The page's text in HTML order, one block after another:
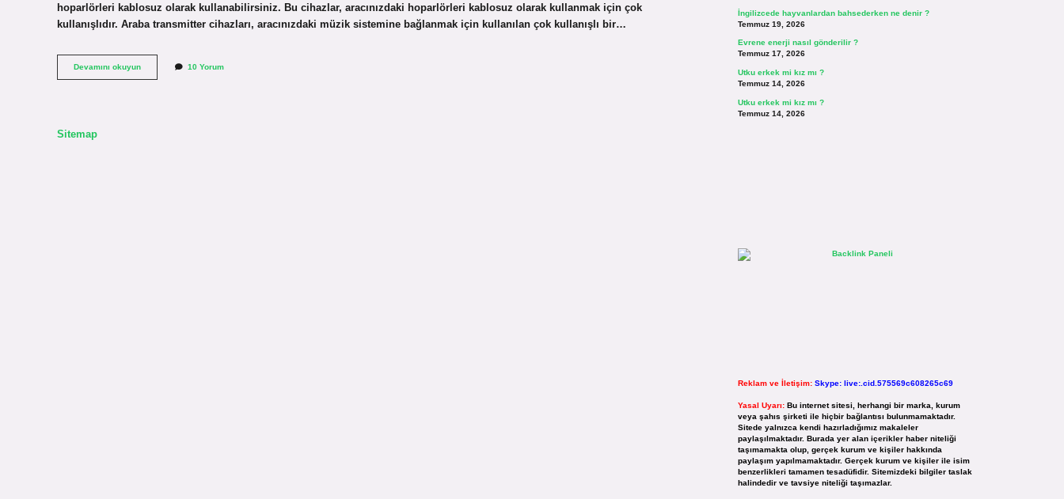
hoparlörleri kablosuz olarak kullanabilirsiniz. Bu cihazlar, aracınızdaki hoparlörleri kablosuz olarak kullanmak için çok
kullanışlıdır. Araba transmitter cihazları, aracınızdaki müzik sistemine bağlanmak için kullanılan çok kullanışlı bir…
Devamını okuyunAraba
transmitter
10 Yorum
Sitemap
İngilizcede hayvanlardan bahsederken ne denir ?
Temmuz 19, 2026
Evrene enerji nasıl gönderilir ?
Temmuz 17, 2026
Utku erkek mi kız mı ?
Temmuz 14, 2026
Utku erkek mi kız mı ?
Temmuz 14, 2026
Reklam ve İletişim: Skype: live:.cid.575569c608265c69
Yasal Uyarı: Bu internet sitesi, herhangi bir marka, kurum
veya şahıs şirketi ile hiçbir bağlantısı bulunmamaktadır.
Sitede yalnızca kendi hazırladığımız makaleler
paylaşılmaktadır. Burada yer alan içerikler haber niteliği
taşımamakta olup, gerçek kurum ve kişiler hakkında
paylaşım yapılmamaktadır. Gerçek kurum ve kişiler ile isim
benzerlikleri tamamen tesadüfidir. Sitemizdeki bilgiler taslak
halindedir ve tavsiye niteliği taşımazlar.